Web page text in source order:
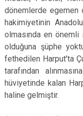
dönemlerde egemen
hakimiyetinin
olmasında en
olduğuna şüphe
fethedilen Harput'ta
tarafından
hüviyetinde kalan
haline gelmiştir.